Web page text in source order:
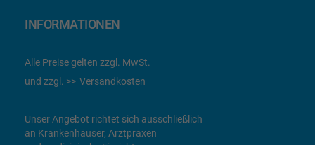
INFORMATIONEN
Alle Preise gelten zzgl. MwSt.
und zzgl.
Versandkosten
Unser Angebot richtet sich ausschließlich
an Krankenhäuser, Arztpraxen